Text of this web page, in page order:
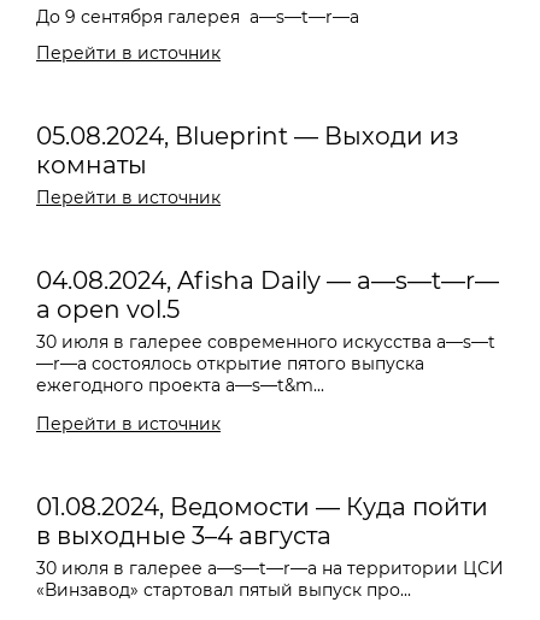
До 9 сентября галерея a—s—t—r—a
Перейти в источник
05.08.2024, Blueprint — Выходи из
комнаты
Перейти в источник
04.08.2024, Afisha Daily — a—s—t—r—
a open vol.5
30 июля в галерее современного искусства a—s—t
—r—a состоялось открытие пятого выпуска
ежегодного проекта a—s—t&m...
Перейти в источник
01.08.2024, Ведомости — Куда пойти
в выходные 3–4 августа
30 июля в галерее a—s—t—r—a на территории ЦСИ
«Винзавод» стартовал пятый выпуск про...